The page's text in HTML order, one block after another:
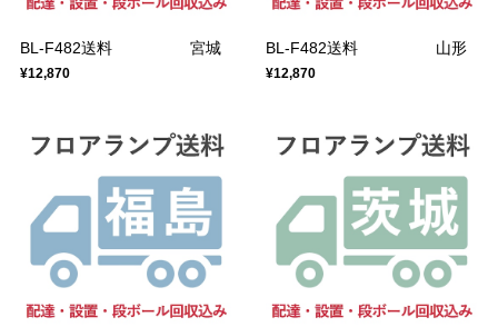
BL-F482送料 宮城
¥12,870
BL-F482送料 山形
¥12,870